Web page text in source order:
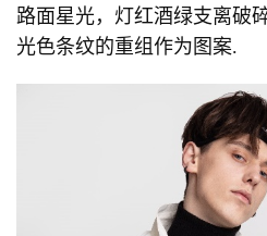
路面星光，灯红酒绿支离破
光色条纹的重组作为图案.